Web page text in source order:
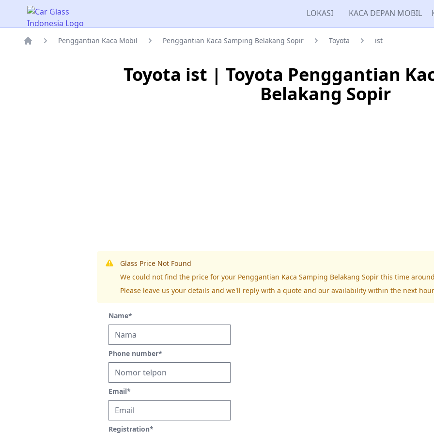
Car Glass Indonesia LOKASI KACA DEPAN MOBIL
Penggantian Kaca Mobil Penggantian Kaca Samping Belakang Sopir Toyota ist
Toyota ist | Toyota Penggantian
Belakang Sopir
Glass Price Not Found
We could not find the price for your Penggantian Kaca Samping Belakang Sopir this time
Please leave us your details and we'll reply with a quote and our availability within the next
Name*
Phone number*
Email*
Registration*